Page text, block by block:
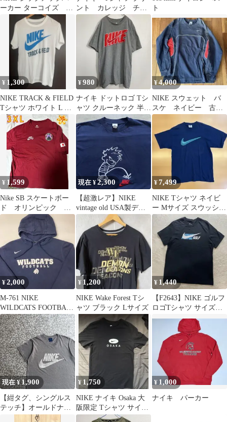
ーカー ターコイズ M
ント カレッジ チー
ム アメリカ古着 L
ト
¥ 1,300
NIKE TRACK & FIELD
Tシャツ ホワイト L 古
着
¥980
ナイキ ドットロゴ Tシ
ャツ クルーネック 半袖
M 海外古着
¥4,000
NIKE スウェット バ
スケ ネイビー 古
着 90s
¥ 1,599
Nike SB スケートボー
ド オリンピック 日
本 Tシャツ 3XL ナイキ
現在 ¥2,300
【超激レア】NIKE
vintage old USA製デッ
トストック ネイビーL
¥7,499
NIKE Tシャツ ネイビ
ー Mサイズ スウッシュ
ロゴ
¥2,000
M-761 NIKE
WILDCATS FOOTBALL
プルオーバーパーカー
¥ 1,200
NIKE Wake Forest Tシ
ャツ ブラック Lサイズ
¥ 1,440
【F2643】NIKE ゴルフ
ロゴTシャツ サイズＬ
ブラック
現在 ¥1,900
【紺タグ、シングルス
テッチ】オールドナイ
キ80年代スウッシュT
¥ 1,750
NIKE ナイキ Osaka 大
阪限定 Tシャツ サイズ
S
¥ 1,000
ナイキ パーカー